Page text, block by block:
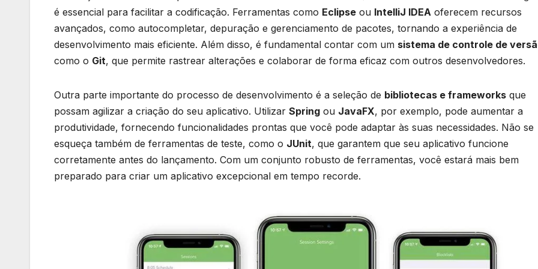
é essencial para facilitar ​a codificação. Ferramentas ⁣como Eclipse ou IntelliJ IDEA oferecem⁢ recursos
avançados, como autocompletar, depuração e gerenciamento de pacotes, tornando a experiência de
desenvolvimento mais eficiente. Além disso, é fundamental ⁣contar com um‍ sistema de controle de
como o⁣ Git, que⁤ permite rastrear​ alterações e colaborar de forma eficaz com outros desenvolvedores.
Outra‍ parte importante ⁣do processo de desenvolvimento é a​ seleção de bibliotecas ​e ‍frameworks que
possam ⁣agilizar a criação do seu aplicativo. Utilizar Spring ou JavaFX,⁢ por exemplo, pode aumentar a‍
produtividade,⁣ fornecendo funcionalidades prontas que⁢ você pode adaptar às suas necessidades. ⁣Não ‍se⁤
esqueça também‌ de ferramentas de teste, como o JUnit, que garantem‍ que seu⁤ aplicativo funcione
corretamente⁣ antes ‍do⁢ lançamento. Com um conjunto robusto de ferramentas, você estará mais bem
preparado⁢ para criar um aplicativo excepcional em tempo recorde.